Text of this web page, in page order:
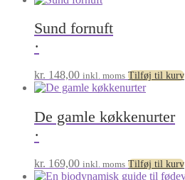
Sund fornuft
·
kr. 148,00 inkl. moms Tilføj til kurv
De gamle køkkenurter
·
kr. 169,00 inkl. moms Tilføj til kurv